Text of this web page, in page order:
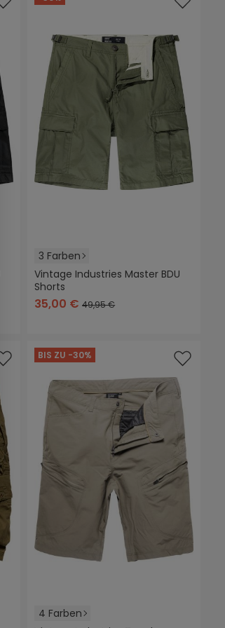
3 Farben
schwarz
Vintage Industries Master BDU
Shorts
35,00 €49,95 €
BIS ZU -30%
4 Farben